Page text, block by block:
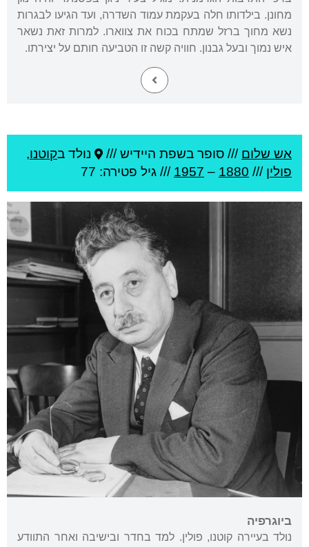
מחונן. בילדותו חלה בעקמת עמוד השדרה, ועד הגיעו לבגרות
נשא מחוך ברזל שמתח בכוח את צווארו. למרות זאת נשאר
איש נמוך ובעל גבנון. חוויה קשה זו הטביעה חותם על יצירתו.
אש שלום /// סופר בשפת היידיש /// נולד בקוטנו,
פולין ///
1880
–
1957 /// גיל פטירה: 77
ביוגרפיה
נולד בעיירה קוטנו, פולין. למד בחדר ובישיבה ואחר התוודע